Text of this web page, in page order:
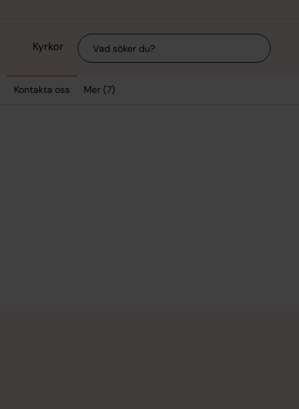
Kyrkor Sök
Kontakta oss Mer (7)